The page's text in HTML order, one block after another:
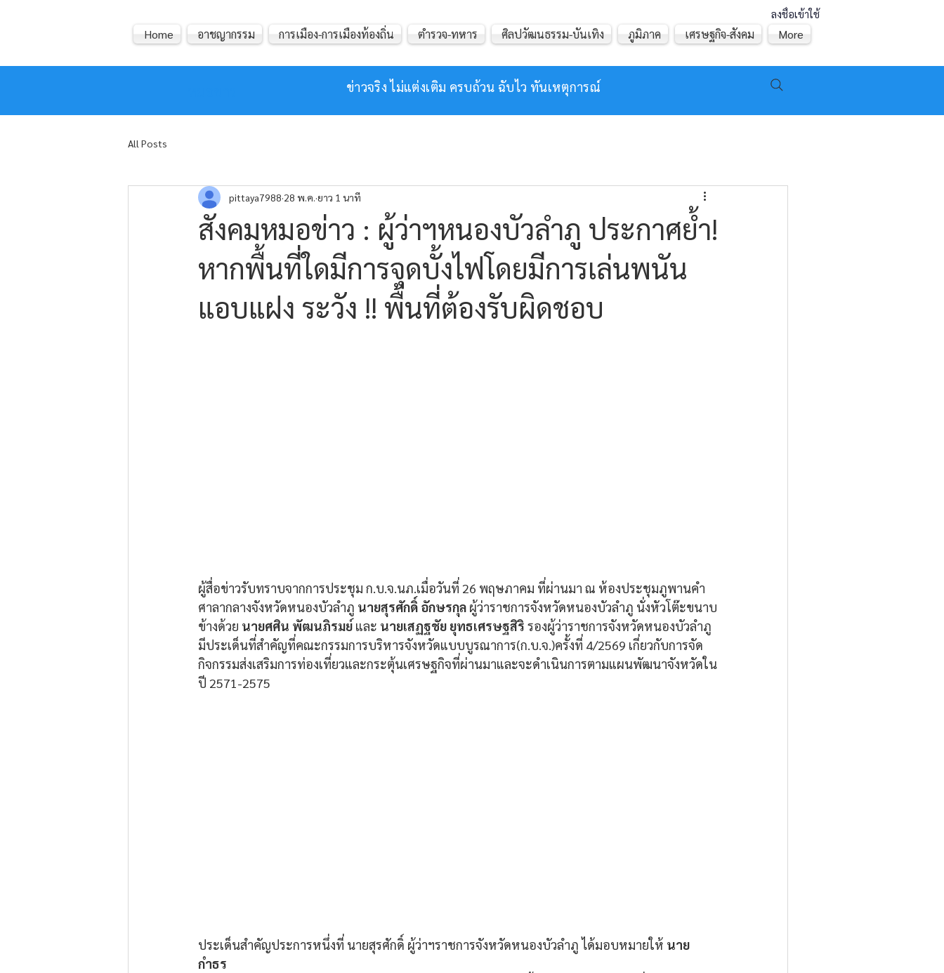
ลงชื่อเข้าใช้
ข่าวจริง ไม่แต่งเติม ครบถ้วน ฉับไว ทันเหตุการณ์
Home อาชญากรรม การเมือง-การเมืองท้องถิ่น ตำรวจ-ทหาร ศิลปวัฒนธรรม-บันเทิง ภูมิภาค เศรษฐกิจ-สังคม More
All Posts
สังคมหมอข่าว : ผู้ว่าฯหนองบัวลำภู ประกาศย้ำ!
หากพื้นที่ใดมีการจุดบั้งไฟโดยมีการเล่นพนัน
แอบแฝง ระวัง !! พื้นที่ต้องรับผิดชอบ
pittaya7988 28 พ.ค. ยาว 1 นาที
ผู้สื่อข่าวรับทราบจากการประชุม ก.บ.จ.นภ.เมื่อวันที่ 26 พฤษภาคม ที่ผ่านมา ณ ห้องประชุมภูพานคำ
ศาลากลางจังหวัดหนองบัวลำภู นายสุรศักดิ์ อักษรกุล ผู้ว่าราชการจังหวัดหนองบัวลำภู นั่งหัวโต๊ะขนาบ
ข้างด้วย นายศศิน พัฒนภิรมย์ และ นายเสฏฐชัย ยุทธเศรษฐสิริ รองผู้ว่าราชการจังหวัดหนองบัวลำภู
มีประเด็นที่สำคัญที่คณะกรรมการบริหารจังหวัดแบบบูรณาการ(ก.บ.จ.)ครั้งที่ 4/2569 เกี่ยวกับการจัด
กิจกรรมส่งเสริมการท่องเที่ยวและกระตุ้นเศรษฐกิจที่ผ่านมาและจะดำเนินการตามแผนพัฒนาจังหวัดใน
ปี 2571-2575
ประเด็นสำคัญประการหนึ่งที่ นายสุรศักดิ์ ผู้ว่าฯราชการจังหวัดหนองบัวลำภู ได้มอบหมายให้ นาย
กำธร